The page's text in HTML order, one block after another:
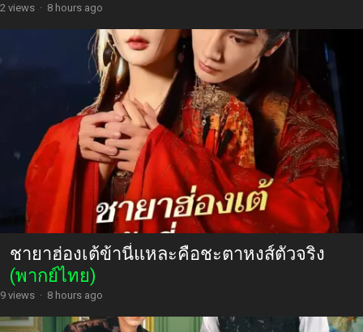
2 views · 8 hours ago
ชายาฮ่องเต้ข้านี่แหละคือชะตาหงส์ตัวจริง
(พากย์ไทย)
9 views · 8 hours ago